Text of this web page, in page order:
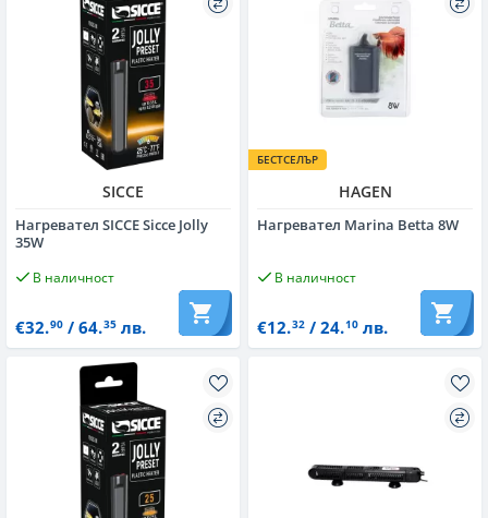
SICCE
Нагревател SICCE Sicce Jolly
35W
В наличност
€32.90/ 64.35лв.
БЕСТСЕЛЪР
HAGEN
Нагревател Marina Betta 8W
В наличност
€12.32/ 24.10лв.